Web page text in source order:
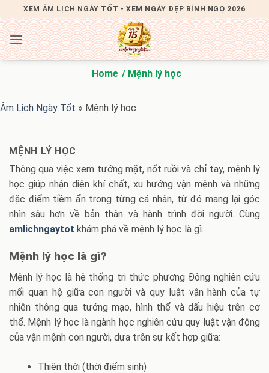
qua
nội
dung
XEM ÂM LỊCH NGÀY TỐT - XEM NGÀY ĐẸP BÍNH NGỌ 2026
Home Mệnh lý học
Âm Lịch Ngày Tốt » Mệnh lý học
MỆNH LÝ HỌC
Thông qua việc xem tướng mặt, nốt ruồi và chỉ tay, mệnh lý
học giúp nhận diện khí chất, xu hướng vận mệnh và những
đặc điểm tiềm ẩn trong từng cá nhân, từ đó mang lại góc
nhìn sâu hơn về bản thân và hành trình đời người. Cùng
amlichngaytot khám phá về mệnh lý học là gì.
Mệnh lý học là gì?
Mệnh lý học là hệ thống tri thức phương Đông nghiên cứu
mối quan hệ giữa con người và quy luật vận hành của tự
nhiên thông qua tướng mạo, hình thể và dấu hiệu trên cơ
thể. Mệnh lý học là ngành học nghiên cứu quy luật vận động
của vận mệnh con người, dựa trên sự kết hợp giữa:
Thiên thời (thời điểm sinh)